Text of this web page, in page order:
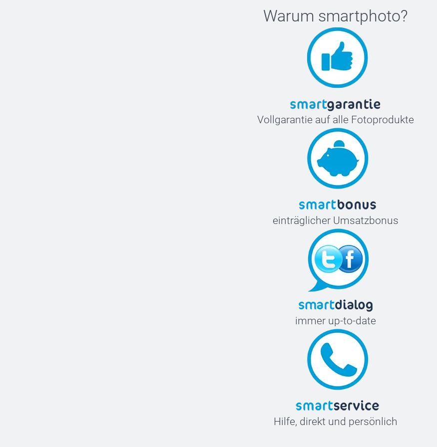
Warum smartphoto?
Vollgarantie auf alle Fotoprodukte
einträglicher Umsatzbonus
immer up-to-date
Hilfe, direkt und persönlich